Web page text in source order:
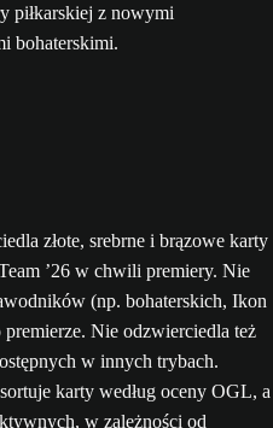
piłkarskiej z nowymi
bohaterskimi.
złote, srebrne i brązowe karty
’26 w chwili premiery. Nie
(np. bohaterskich, Ikon
Nie odzwierciedla też
w innych trybach.
karty według oceny OGL, a
w zależności od